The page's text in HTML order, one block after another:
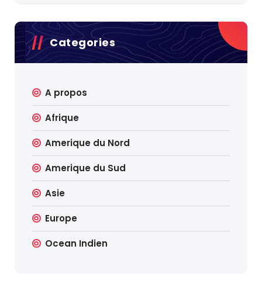
Categories
A propos
Afrique
Amerique du Nord
Amerique du Sud
Asie
Europe
Ocean Indien